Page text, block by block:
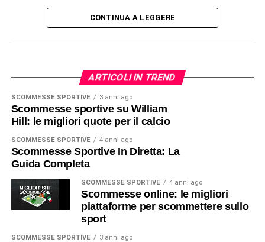
CONTINUA A LEGGERE
ARTICOLI IN TREND
SCOMMESSE SPORTIVE 3 anni ago
Scommesse sportive su William
Hill: le migliori quote per il calcio
SCOMMESSE SPORTIVE 4 anni ago
Scommesse Sportive In Diretta: La
Guida Completa
SCOMMESSE SPORTIVE 4 anni ago
Scommesse online: le migliori
piattaforme per scommettere sullo
sport
SCOMMESSE SPORTIVE 3 anni ago